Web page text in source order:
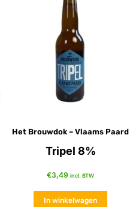
Het Brouwdok – Vlaams Paard
Tripel 8%
€3,49 incl. BTW
In winkelwagen